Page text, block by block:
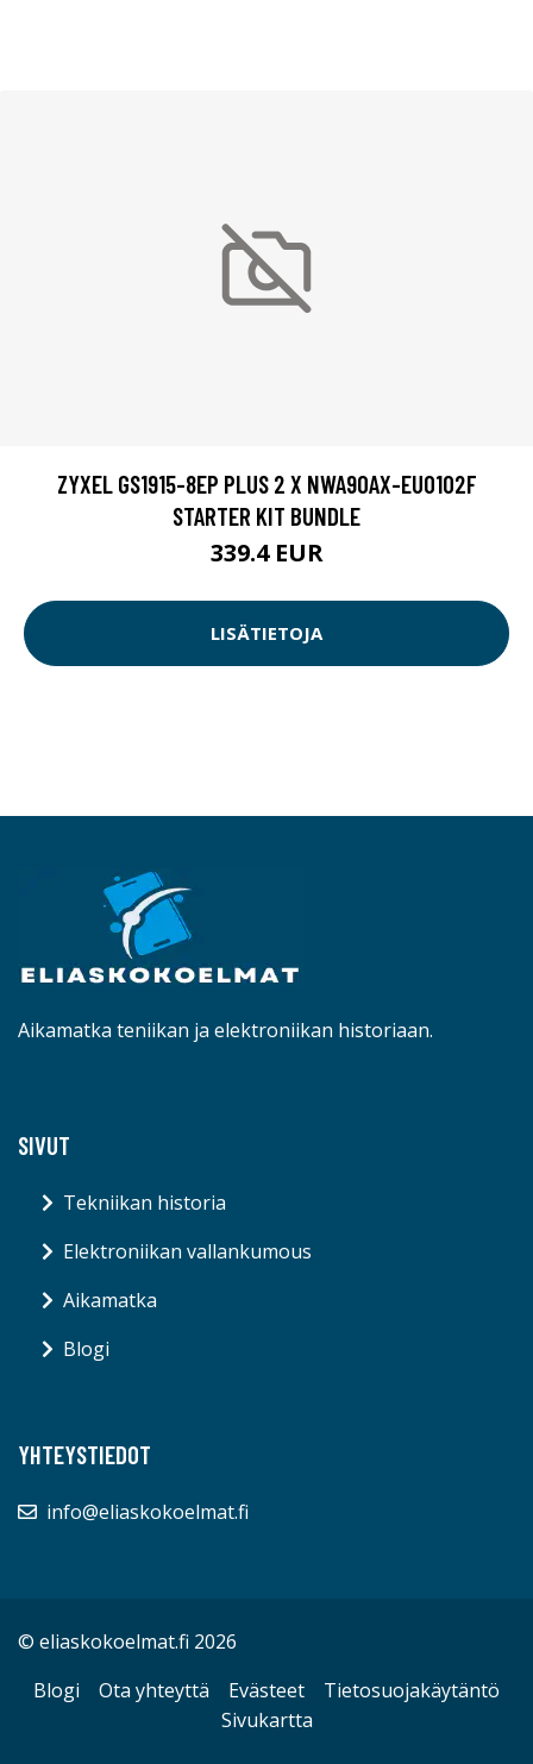
ZYXEL GS1915-8EP PLUS 2 X NWA90AX-EU0102F
STARTER KIT BUNDLE
339.4 EUR
LISÄTIETOJA
Aikamatka teniikan ja elektroniikan historiaan.
SIVUT
Tekniikan historia
Elektroniikan vallankumous
Aikamatka
Blogi
YHTEYSTIEDOT
info@eliaskokoelmat.fi
© eliaskokoelmat.fi 2026
Blogi
Ota yhteyttä Evästeet
Tietosuojakäytäntö
Sivukartta